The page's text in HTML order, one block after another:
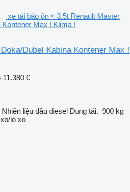
xe tải bảo ôn < 3.5t Renault Master
Max ! Klima !
Dubel Kabina Kontener Max !
11.380 €
Nhiên liệu dầu diesel Dung tải. 900 kg
lò xo